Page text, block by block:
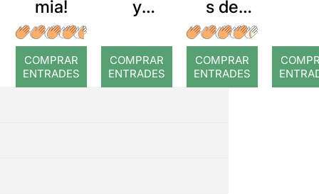
mia!
COMPRAR
ENTRADES
y
COMPRAR
ENTRADES
s de
sang
COMPRAR
ENTRADES